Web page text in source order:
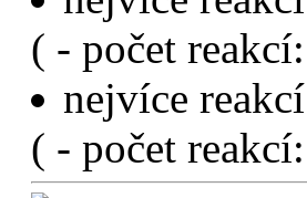
( - počet reakcí:
nejvíce
( - počet reakcí: